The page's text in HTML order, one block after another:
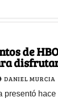
de
terror y
DANIEL MURCIA
presentó